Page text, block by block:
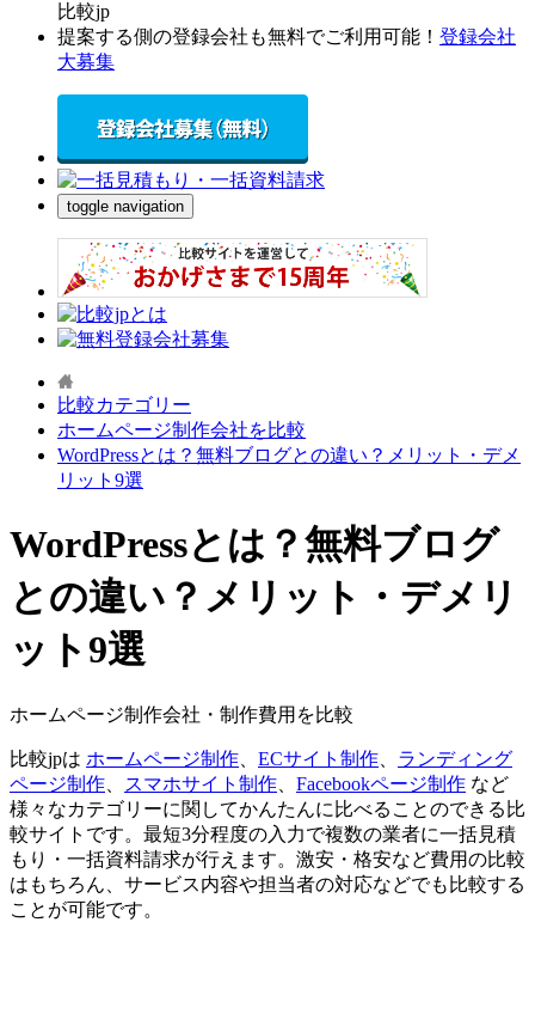
比較jp
提案する側の登録会社も無料でご利用可能！ 登録会社
大募集
toggle navigation
比較カテゴリー
ホームページ制作会社を比較
WordPressとは？無料ブログとの違い？メリット・デメ
リット9選
WordPressとは？無料ブログ
との違い？メリット・デメリ
ット9選
ホームページ制作会社・制作費用を比較
比較jpは ホームページ制作 ECサイト制作
ランディング
ページ制作
スマホサイト制作 Facebookページ制作 など
様々なカテゴリーに関してかんたんに比べることのできる比
較サイトです。最短3分程度の入力で複数の業者に一括見積
もり・一括資料請求が行えます。激安・格安など費用の比較
はもちろん、サービス内容や担当者の対応などでも比較する
ことが可能です。